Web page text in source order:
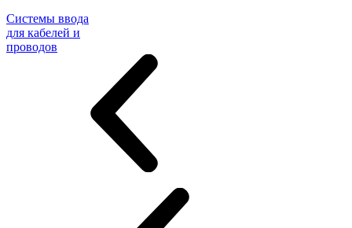
Системы ввода
для кабелей и
проводов